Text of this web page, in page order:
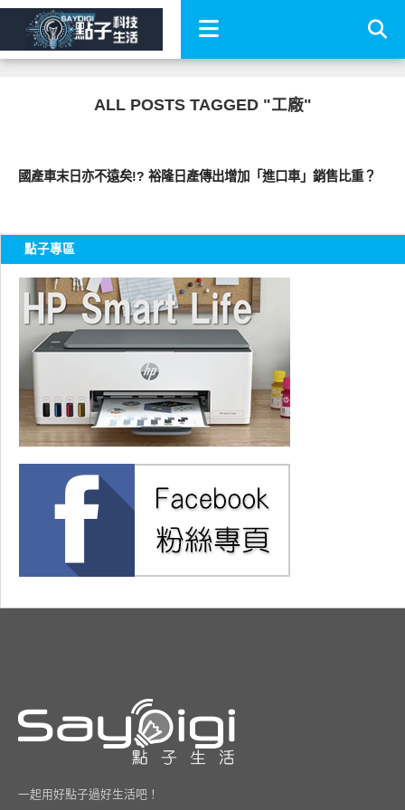
ALL POSTS TAGGED "工廠"
國產車末日亦不遠矣!? 裕隆日產傳出增加「進口車」銷售比重？
點子專區
一起用好點子過好生活吧！